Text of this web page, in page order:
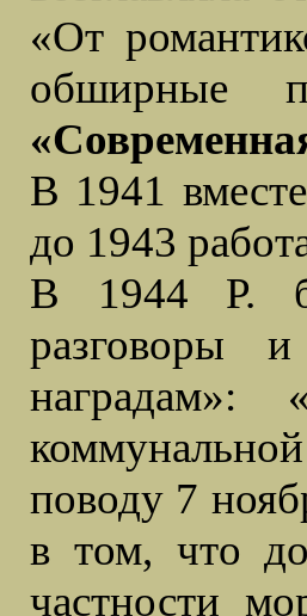
«От
обширные
В 1941
до 1943
В 1944 Р.
разговоры
поводу 7
в том, что
частности